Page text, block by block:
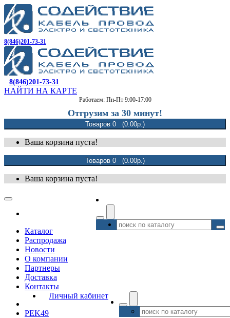
8(846)201-73-31
8(846)201-73-31
НАЙТИ НА КАРТЕ
Работаем: Пн-Пт 9:00-17:00
Отгрузим за 30 минут!
Товаров 0 (0.00р.)
Ваша корзина пуста!
Товаров 0 (0.00р.)
Ваша корзина пуста!
Каталог
Распродажа
Новости
О компании
Партнеры
Доставка
Контакты
Личный кабинет
PEK49